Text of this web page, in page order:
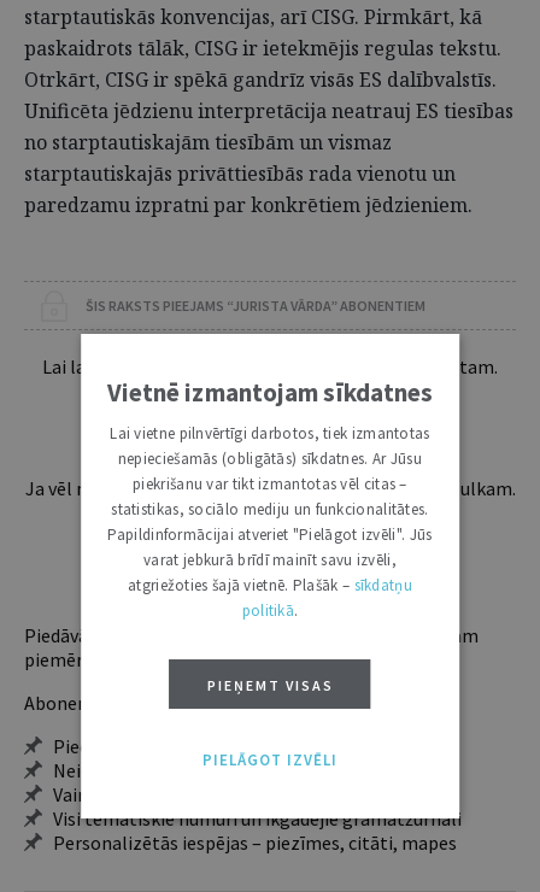
starptautiskās konvencijas, arī CISG. Pirmkārt, kā
paskaidrots tālāk, CISG ir ietekmējis regulas tekstu.
Otrkārt, CISG ir spēkā gandrīz visās ES dalībvalstīs.
Unificēta jēdzienu interpretācija neatrauj ES tiesības
no starptautiskajām tiesībām un vismaz
starptautiskajās privāttiesībās rada vienotu un
paredzamu izpratni par konkrētiem jēdzieniem.
ŠIS RAKSTS PIEEJAMS “JURISTA VĀRDA” ABONENTIEM
Lai lasītu šo rakstu tālāk, Tev jābūt žurnāla abonentam.
Esošos abonentus lūdzam autorizēties:
Ja vēl neesi abonents, aicinām pievienoties lasītāju pulkam.
Iegūsi tūlītēju piekļuvi digitālajam saturam!
ABONĒT
Piedāvājam trīs abonementu veidus. Vienam lietotājam
piemērotākais ir "Mazais" (3, 6 un 12 mēnešiem).
Abonentu ieguvumi:
Pieeja jaunākajam izdevumam
Neierobežota pieeja arhīvam – 24 h/7 d.
Vairāk nekā 18 000 rakstu un 2000 autoru
Visi tematiskie numuri un ikgadējie grāmatžurnāli
Personalizētās iespējas – piezīmes, citāti, mapes
Vietnē izmantojam sīkdatnes
Lai vietne pilnvērtīgi darbotos, tiek izmantotas
nepieciešamās (obligātās) sīkdatnes. Ar Jūsu
piekrišanu var tikt izmantotas vēl citas –
statistikas, sociālo mediju un funkcionalitātes.
Papildinformācijai atveriet "Pielāgot izvēli". Jūs
varat jebkurā brīdī mainīt savu izvēli,
atgriežoties šajā vietnē. Plašāk – sīkdatņu
politikā.
PIEŅEMT VISAS
PIELĀGOT IZVĒLI